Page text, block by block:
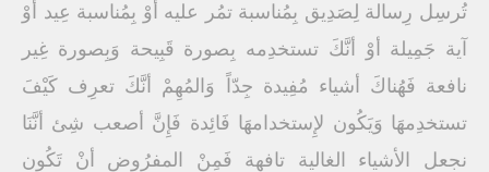
تُرسِل رِسالة لِصَدِيق بِمُناسبة تمُر عليه أوْ بِمُناسبة عِيد أوْ
آية جَمِيلة أوْ أنَّكَ تستخدِمه بِصورة قَبِيحة وَبِصورة غِير
نافعة فَهُناكَ أشياء مُفِيدة جِدّاً وَالمُهِمْ أنَّكَ تعرِف كَيْفَ
تستخدِمهَا وَيَكُون لإِستخدامهَا فَائِدة فَإِنَّ أصعب شِئ أنَّنَا
نجعل الأشياء الغالية تافهة فَمِنْ المفرُوض أنْ تَكُون